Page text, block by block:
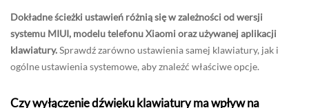
Dokładne ścieżki ustawień różnią się w zależności od wersji
systemu MIUI, modelu telefonu Xiaomi oraz używanej aplikacji
klawiatury.Sprawdź zarówno ustawienia samej klawiatury, jak i
ogólne ustawienia systemowe, aby znaleźć właściwe opcje.
Czy wyłączenie dźwięku klawiatury ma wpływ na